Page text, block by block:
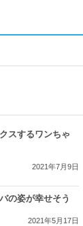
スするワンちゃ
2021年7月9日
の姿が幸せそう
2021年5月17日